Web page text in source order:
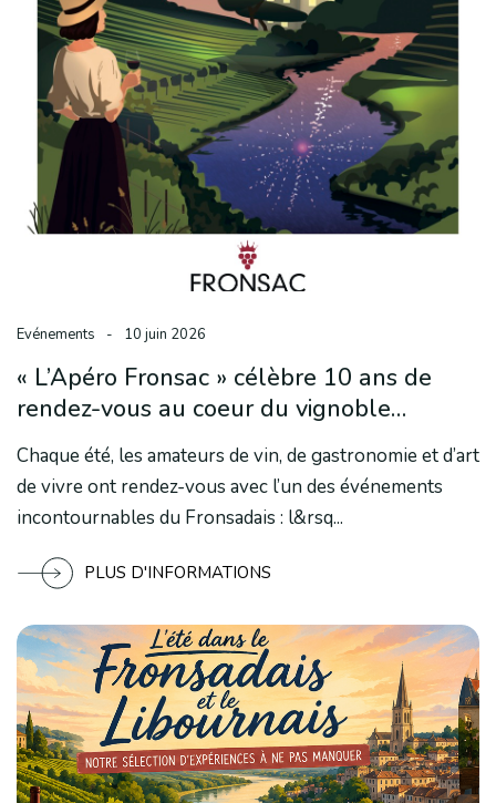
Evénements - 10 juin 2026
« L’Apéro Fronsac » célèbre 10 ans de
rendez-vous au coeur du vignoble
fronsadais
Chaque été, les amateurs de vin, de gastronomie et d’art
de vivre ont rendez-vous avec l’un des événements
incontournables du Fronsadais : l&rsq...
PLUS D'INFORMATIONS